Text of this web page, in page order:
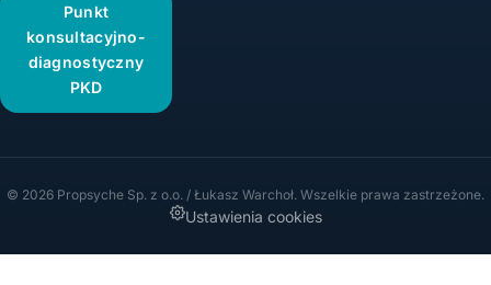
Punkt
konsultacyjno-
diagnostyczny
PKD
© 2026 Propsyche Sp. z o.o. / Łukasz Warchoł. Wszelkie prawa zastrzeżone.
Ustawienia cookies